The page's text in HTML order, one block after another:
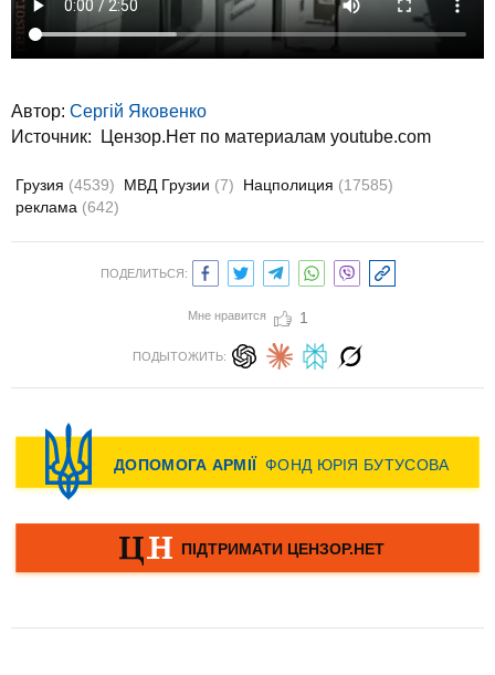
Автор: Сергій Яковенко
Источник:
Цензор.Нет по материалам youtube.com
Грузия (4539) МВД Грузии (7) Нацполиция (17585)
реклама (642)
ПОДЕЛИТЬСЯ:
Мне нравится 1
ПОДЫТОЖИТЬ: